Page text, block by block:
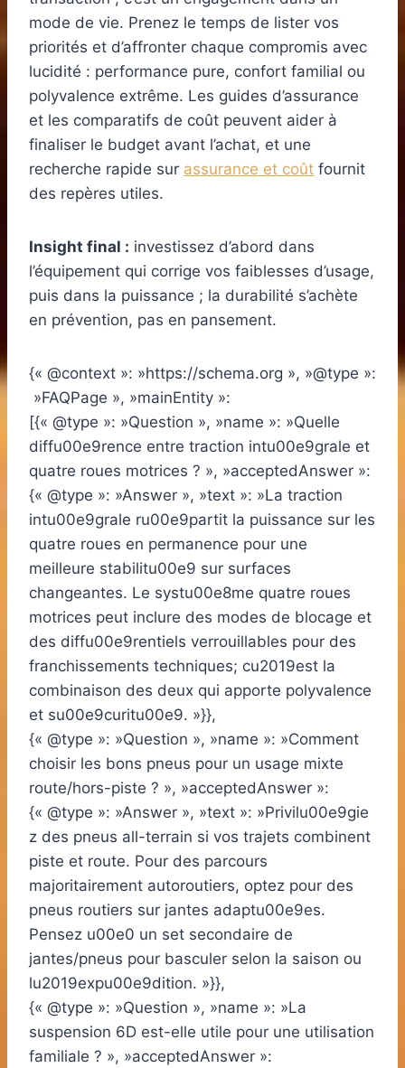
mode de vie. Prenez le temps de lister vos
priorités et d’affronter chaque compromis avec
lucidité : performance pure, confort familial ou
polyvalence extrême. Les guides d’assurance
et les comparatifs de coût peuvent aider à
finaliser le budget avant l’achat, et une
recherche rapide sur assurance et coût fournit
des repères utiles.
Insight final : investissez d’abord dans
l’équipement qui corrige vos faiblesses d’usage,
puis dans la puissance ; la durabilité s’achète
en prévention, pas en pansement.
{« @context »: »https://schema.org », »@type »:
»FAQPage », »mainEntity »:
[{« @type »: »Question », »name »: »Quelle
diffu00e9rence entre traction intu00e9grale et
quatre roues motrices ? », »acceptedAnswer »:
{« @type »: »Answer », »text »: »La traction
intu00e9grale ru00e9partit la puissance sur les
quatre roues en permanence pour une
meilleure stabilitu00e9 sur surfaces
changeantes. Le systu00e8me quatre roues
motrices peut inclure des modes de blocage et
des diffu00e9rentiels verrouillables pour des
franchissements techniques; cu2019est la
combinaison des deux qui apporte polyvalence
et su00e9curitu00e9. »}},
{« @type »: »Question », »name »: »Comment
choisir les bons pneus pour un usage mixte
route/hors-piste ? », »acceptedAnswer »:
{« @type »: »Answer », »text »: »Privilu00e9gie
z des pneus all-terrain si vos trajets combinent
piste et route. Pour des parcours
majoritairement autoroutiers, optez pour des
pneus routiers sur jantes adaptu00e9es.
Pensez u00e0 un set secondaire de
jantes/pneus pour basculer selon la saison ou
lu2019expu00e9dition. »}},
{« @type »: »Question », »name »: »La
suspension 6D est-elle utile pour une utilisation
familiale ? », »acceptedAnswer »: